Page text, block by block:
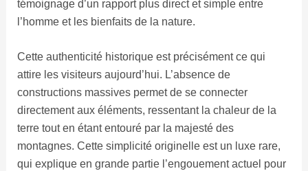
témoignage d’un rapport plus direct et simple entre
l’homme et les bienfaits de la nature.
Cette authenticité historique est précisément ce qui
attire les visiteurs aujourd’hui. L’absence de
constructions massives permet de se connecter
directement aux éléments, ressentant la chaleur de la
terre tout en étant entouré par la majesté des
montagnes. Cette simplicité originelle est un luxe rare,
qui explique en grande partie l’engouement actuel pour